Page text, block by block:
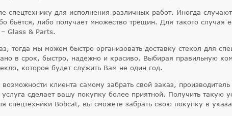
спецтехнику для исполнения различных работ. Иногда
бьётся, либо получает множество трещин. Для такого случая
Glass & Parts.
тогда мы можем быстро организовать доставку стекол для
в срок, быстро, надежно и красиво. Выбирая правильную
которое будет служить Вам не один год.
клиента самому забрать свой заказ,
сделает вашу покупку более приятной. Получить такую
спецтехники Bobcat, вы сможете забрать свою покупку в